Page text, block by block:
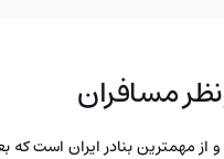
مسافران
از مهمترین بنادر ایران است